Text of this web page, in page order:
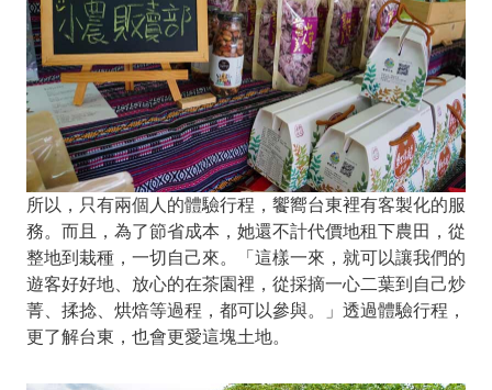
所以，只有兩個人的體驗行程，饗嚮台東裡有客製化的服
務。而且，為了節省成本，她還不計代價地租下農田，從
整地到栽種，一切自己來。「這樣一來，就可以讓我們的
遊客好好地、放心的在茶園裡，從採摘一心二葉到自己炒
菁、揉捻、烘焙等過程，都可以參與。」透過體驗行程，
更了解台東，也會更愛這塊土地。